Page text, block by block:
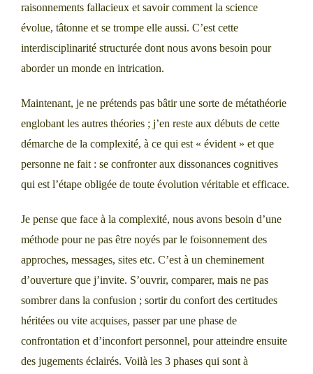
raisonnements fallacieux et savoir comment la science
évolue, tâtonne et se trompe elle aussi. C’est cette
interdisciplinarité structurée dont nous avons besoin pour
aborder un monde en intrication.
Maintenant, je ne prétends pas bâtir une sorte de métathéorie
englobant les autres théories ; j’en reste aux débuts de cette
démarche de la complexité, à ce qui est « évident » et que
personne ne fait : se confronter aux dissonances cognitives
qui est l’étape obligée de toute évolution véritable et efficace.
Je pense que face à la complexité, nous avons besoin d’une
méthode pour ne pas être noyés par le foisonnement des
approches, messages, sites etc. C’est à un cheminement
d’ouverture que j’invite. S’ouvrir, comparer, mais ne pas
sombrer dans la confusion ; sortir du confort des certitudes
héritées ou vite acquises, passer par une phase de
confrontation et d’inconfort personnel, pour atteindre ensuite
des jugements éclairés. Voilà les 3 phases qui sont à